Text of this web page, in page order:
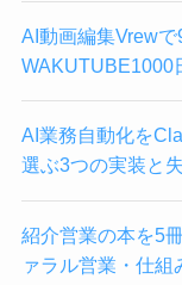
AI動画編集Vrew
WAKUTUBE1000
AI業務自動化を
選ぶ3つの実装と
紹介営業の本を5
ァラル営業・仕組